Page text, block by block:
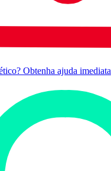
Obtenha ajuda imediata